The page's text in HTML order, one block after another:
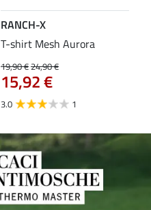
RANCH-X
T-shirt Mesh Aurora
19,90 €24,90 €
15,92 €
3.0 1